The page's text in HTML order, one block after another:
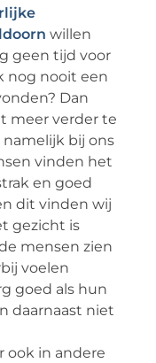
willen
geen tijd voor
nog nooit een
Dan
meer verder te
bij ons
vinden het
en goed
dit vinden wij
gezicht is
mensen zien
voelen
goed als hun
daarnaast niet
ook in andere